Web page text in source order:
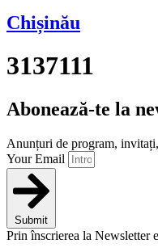
Chișinău
3137111
Abonează-te la
Anunțuri de program,
Your Email
Submit
Prin înscrierea la Newsletter